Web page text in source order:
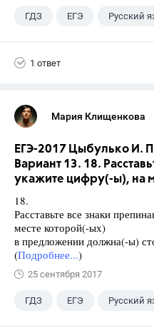
ГДЗ ЕГЭ Русский
1 ответ
Мария Клищенкова
ЕГЭ-2017 Цыбулько И.
Вариант 13. 18.
укажите цифру(-ы), на
18.
Расставьте все знаки
месте которой(-ых)
в предложении должна(-ы)
(Подробнее...)
25 сентября 2017
ГДЗ ЕГЭ Русский